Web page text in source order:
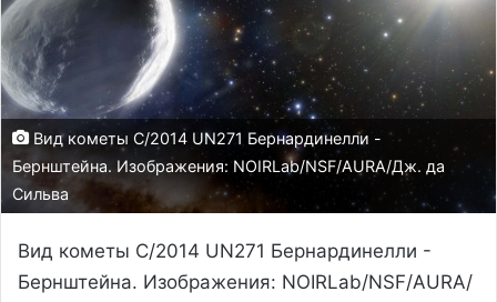
Вид кометы C/2014 UN271 Бернардинелли -
Бернштейна. Изображения: NOIRLab/NSF/AURA/Дж. да
Сильва
Вид кометы C/2014 UN271 Бернардинелли -
Бернштейна. Изображения: NOIRLab/NSF/AURA/